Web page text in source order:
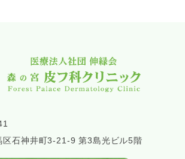
区石神井町3-21-9 第3島光ビル5階